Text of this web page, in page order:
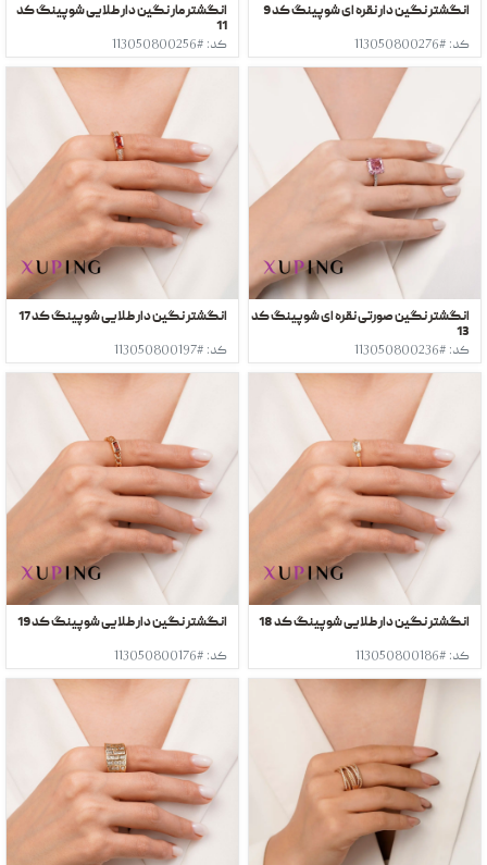
انگشتر نگین دار نقره ای شوپینگ کد 9
کد: #113050800276
انگشتر مار نگین دار طلایی شوپینگ کد
11
کد: #113050800256
انگشتر نگین صورتی نقره ای شوپینگ کد
13
کد: #113050800236
انگشتر نگین دار طلایی شوپینگ کد 17
کد: #113050800197
انگشتر نگین دار طلایی شوپینگ کد 18
کد: #113050800186
انگشتر نگین دار طلایی شوپینگ کد 19
کد: #113050800176